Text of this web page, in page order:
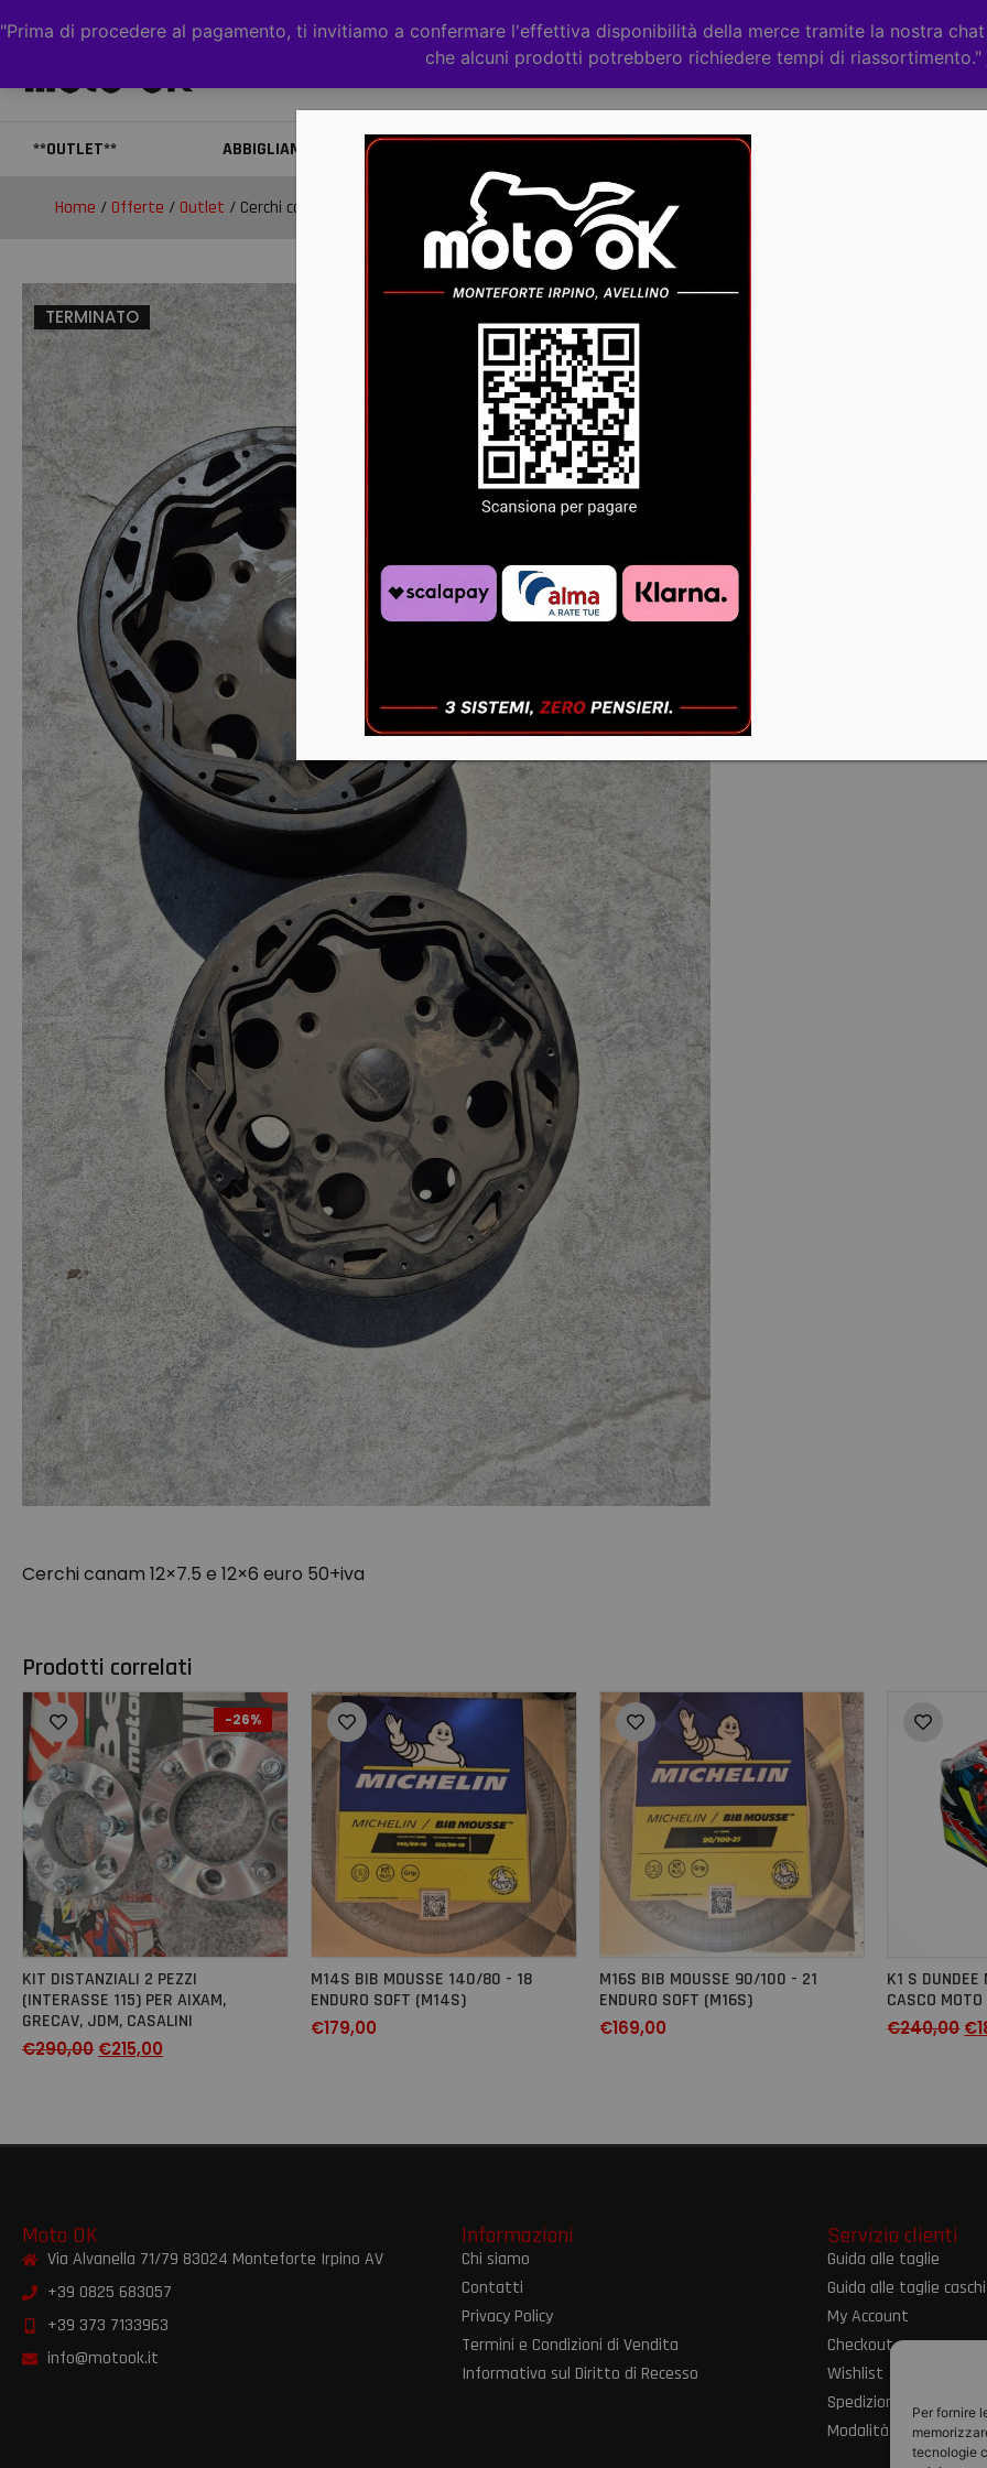
Per fornire
tecnologie
"Prima di procedere al pagamento, ti invitiamo a confermare l'effettiva disponibilità della merce tramite la nostra
che alcuni prodotti potrebbero richiedere tempi di riassortimento."
Categorie
**OUTLET** ABBIGLIAMENTO CASCHI ACCESSORI
Home / Offerte / Outlet / Cerchi canam 12×7.5 e 12×6 euro 50+iva
TERMINATO
Cerchi canam 12×7.5 e 12×6 euro 50+iva
Prodotti correlati
-26%
KIT DISTANZIALI 2 PEZZI
(INTERASSE 115) PER AIXAM,
GRECAV, JDM, CASALINI
€290,00 €215,00
M14S BIB MOUSSE 140/80 - 18
ENDURO SOFT (M14S)
€179,00
M16S BIB MOUSSE 90/100 - 21
ENDURO SOFT (M16S)
€169,00
K1 S
CASCO
€240,00 €
Moto OK
Via Alvanella 71/79 83024 Monteforte Irpino AV
+39 0825 683057
+39 373 7133963
info@motook.it
Informazioni
Chi siamo
Contatti
Privacy Policy
Termini e Condizioni di Vendita
Informativa sul Diritto di Recesso
Servizio clienti
Guida alle taglie
Guida alle taglie caschi
My Account
Checkout
Wishlist
Spedizioni e resi
Modalità di